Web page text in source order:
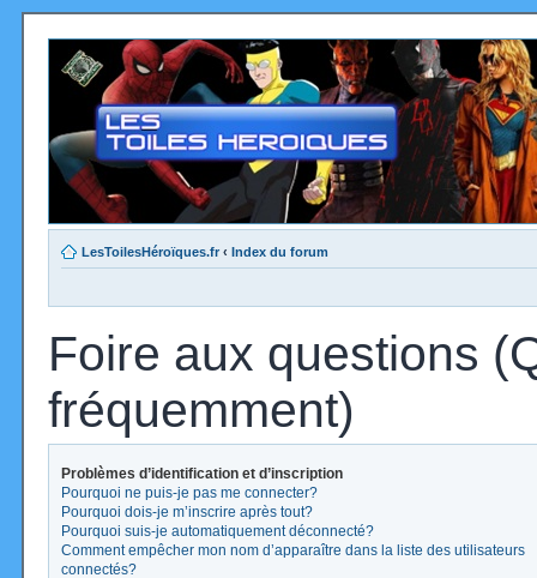
LesToilesHéroïques.fr ‹ Index du forum
Foire aux questions
fréquemment)
Problèmes d’identification et d’inscription
Pourquoi ne puis-je pas me connecter?
Pourquoi dois-je m’inscrire après tout?
Pourquoi suis-je automatiquement déconnecté?
Comment empêcher mon nom d’apparaître dans la liste des utilisateurs
connectés?